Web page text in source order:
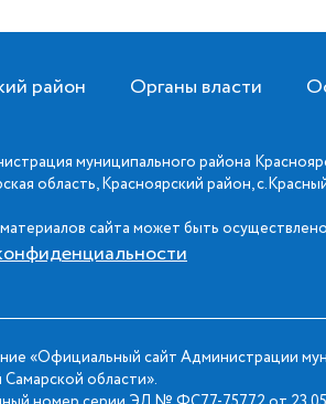
район Органы власти
муниципального района
область, Красноярский район,
сайта может быть
«Официальный сайт Администрации
области».